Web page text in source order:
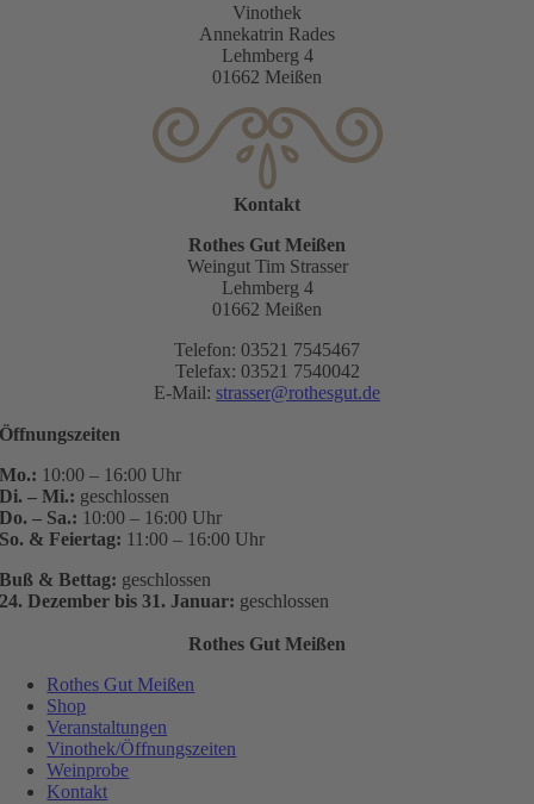
Vinothek
Annekatrin Rades
Lehmberg 4
01662 Meißen
Kontakt
Rothes Gut Meißen
Weingut Tim Strasser
Lehmberg 4
01662 Meißen
Telefon: 03521 7545467
Telefax: 03521 7540042
E-Mail: strasser@rothesgut.de
Öffnungszeiten
Mo.: 10:00 – 16:00 Uhr
Di. – Mi.: geschlossen
Do. – Sa.: 10:00 – 16:00 Uhr
So. & Feiertag: 11:00 – 16:00 Uhr
Buß & Bettag: geschlossen
24. Dezember bis 31. Januar: geschlossen
Rothes Gut Meißen
Rothes Gut Meißen
Shop
Veranstaltungen
Vinothek/Öffnungszeiten
Weinprobe
Kontakt